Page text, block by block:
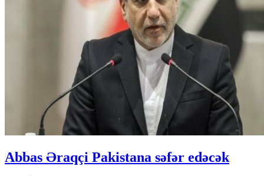
Abbas Əraqçi Pakistana səfər edəcək